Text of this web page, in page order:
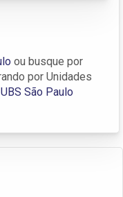
ou busque por
por Unidades
UBS São Paulo